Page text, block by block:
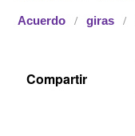
Acuerdo giras